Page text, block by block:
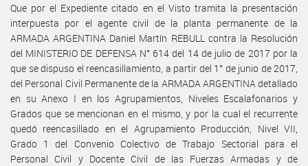
Que por el Expediente citado en el Visto tramita la presentación
interpuesta por el agente civil de la planta permanente de la
ARMADA ARGENTINA Daniel Martín REBULL contra la Resolución
del MINISTERIO DE DEFENSA N° 614 del 14 de julio de 2017 por la
que se dispuso el reencasillamiento, a partir del 1° de junio de 2017,
del Personal Civil Permanente de la ARMADA ARGENTINA detallado
en su Anexo I en los Agrupamientos, Niveles Escalafonarios y
Grados que se mencionan en el mismo, y por la cual el recurrente
quedó reencasillado en el Agrupamiento Producción, Nivel VII,
Grado 1 del Convenio Colectivo de Trabajo Sectorial para el
Personal Civil y Docente Civil de las Fuerzas Armadas y de